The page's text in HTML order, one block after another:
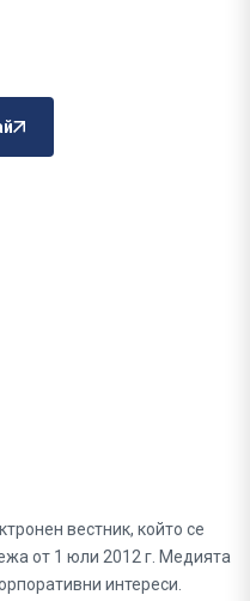
вестник, който се
от 1 юли 2012 г. Медията
интереси.